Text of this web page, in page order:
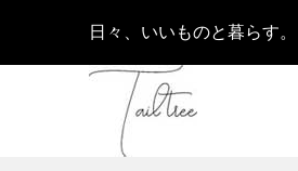
日々、いいものと暮らす。